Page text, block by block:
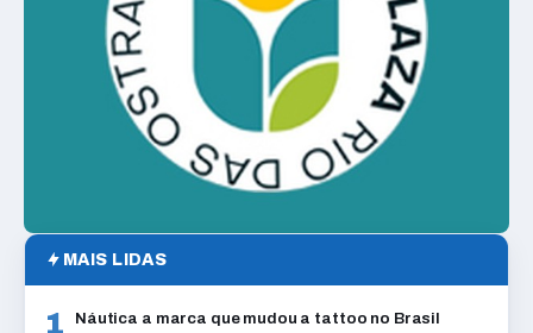
MAIS LIDAS
1 Náutica a marca que mudou a tattoo no Brasil